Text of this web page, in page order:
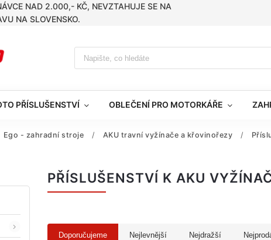
NAD 2.000,- KČ, NEVZTAHUJE SE NA
NA SLOVENSKO.
PŘÍSLUŠENSTVÍ OBLEČENÍ PRO MOTORKÁŘE
Ego - zahradní stroje / AKU travní vyžínače a křovinořezy /
PŘÍSLUŠENSTVÍ K AKU
Doporučujeme Nejlevnější Nejdražší